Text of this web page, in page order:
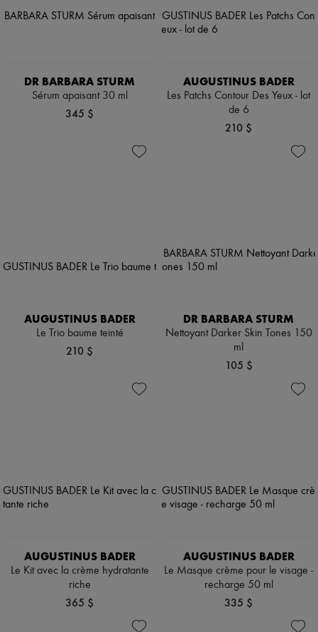
DR BARBARA STURM
Sérum apaisant 30 ml
345 $
AUGUSTINUS BADER
Les Patchs Contour Des Yeux - lot
de 6
210 $
AUGUSTINUS BADER
Le Trio baume teinté
210 $
DR BARBARA STURM
Nettoyant Darker Skin Tones 150
ml
105 $
AUGUSTINUS BADER
Le Kit avec la crème hydratante
riche
365 $
AUGUSTINUS BADER
Le Masque crème pour le visage -
recharge 50 ml
335 $